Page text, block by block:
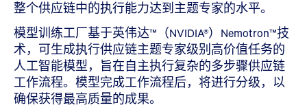
整个供应链中的执行能力达到主题专家的水平。
模型训练工厂基于英伟达™（NVIDIA®）Nemotron™技
术，可生成执行供应链主题专家级别高价值任务的
人工智能模型，旨在自主执行复杂的多步骤供应链
工作流程。模型完成工作流程后，将进行分级，以
确保获得最高质量的成果。